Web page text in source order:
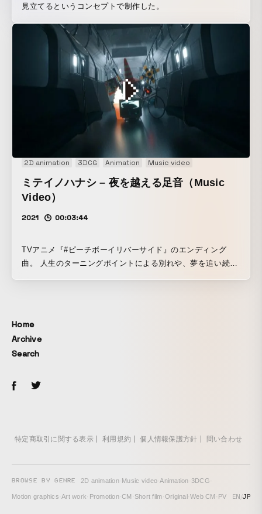
見立てるというコンセプトで制作した。
2D animation 3DCG Animation Music video
ミテイノハナシ – 夜を越える足音（Music
Video）
2021 00:03:44
TVアニメ『#ピーチボーイリバーサイド』のエンディング
曲。 人生のターニングポイントによる別れや、夢を追い続け
Home
Archive
Search
特定商取引に関する表示 利用規約 個人情報保護方針 問い合わせ
BROWSE BY GENRE 2D animation· Music video·Animation·3DCG·
Motion graphics·Art work· Promotion·CM · Short film·Original·Web CM · PV EN/JP